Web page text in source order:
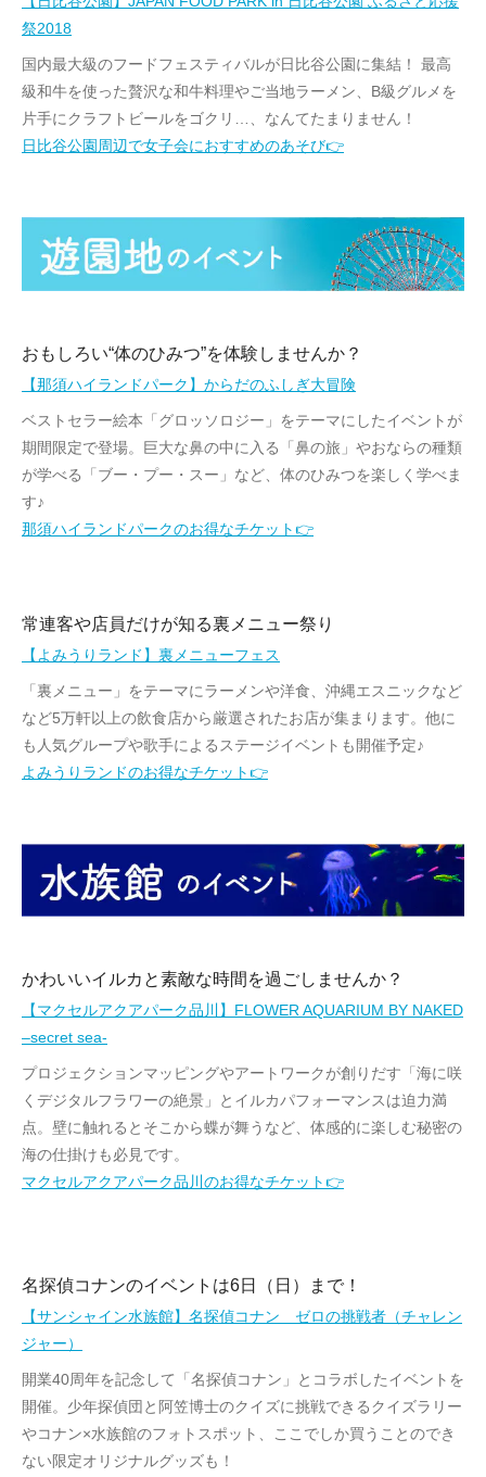
祭2018
国内最大級のフードフェスティバルが日比谷公園に集結！ 最高
級和牛を使った贅沢な和牛料理やご当地ラーメン、B級グルメを
片手にクラフトビールをゴクリ…、なんてたまりません！
日比谷公園周辺で女子会におすすめのあそび👉
おもしろい“体のひみつ”を体験しませんか？
【那須ハイランドパーク】からだのふしぎ大冒険
ベストセラー絵本「グロッソロジー」をテーマにしたイベントが
期間限定で登場。巨大な鼻の中に入る「鼻の旅」やおならの種類
が学べる「ブー・プー・スー」など、体のひみつを楽しく学べま
す♪
那須ハイランドパークのお得なチケット👉
常連客や店員だけが知る裏メニュー祭り
【よみうりランド】裏メニューフェス
「裏メニュー」をテーマにラーメンや洋食、沖縄エスニックなど
など5万軒以上の飲食店から厳選されたお店が集まります。他に
も人気グループや歌手によるステージイベントも開催予定♪
よみうりランドのお得なチケット👉
かわいいイルカと素敵な時間を過ごしませんか？
【マクセルアクアパーク品川】FLOWER AQUARIUM BY NAKED
–secret sea-
プロジェクションマッピングやアートワークが創りだす「海に咲
くデジタルフラワーの絶景」とイルカパフォーマンスは迫力満
点。壁に触れるとそこから蝶が舞うなど、体感的に楽しむ秘密の
海の仕掛けも必見です。
マクセルアクアパーク品川のお得なチケット👉
名探偵コナンのイベントは6日（日）まで！
【サンシャイン水族館】名探偵コナン ゼロの挑戦者（チャレン
ジャー）
開業40周年を記念して「名探偵コナン」とコラボしたイベントを
開催。少年探偵団と阿笠博士のクイズに挑戦できるクイズラリー
やコナン×水族館のフォトスポット、ここでしか買うことのでき
ない限定オリジナルグッズも！